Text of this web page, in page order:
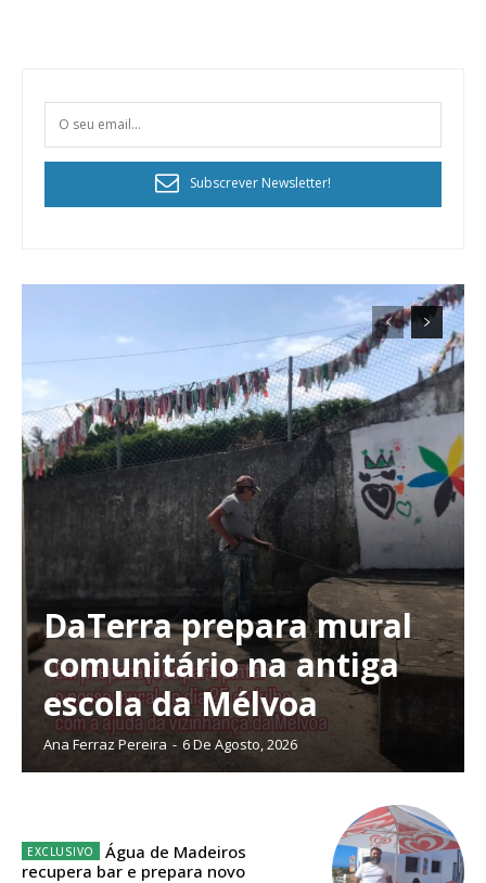
Planos de Assinatura
Subscrever Newsletter!
DaTerra prepara mural
comunitário na antiga
escola da Mélvoa
Ana Ferraz Pereira - 6 De Agosto, 2026
Água de Madeiros
recupera bar e prepara novo